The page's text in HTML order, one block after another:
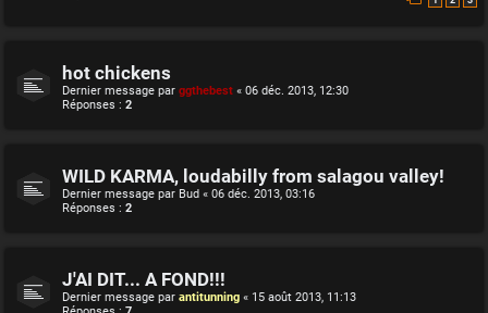
hot chickens
Dernier message par ggthebest « 06 déc. 2013, 12:30
Réponses : 2
WILD KARMA, loudabilly from salagou valley!
Dernier message par Bud « 06 déc. 2013, 03:16
Réponses : 2
J'AI DIT... A FOND!!!
Dernier message par antitunning « 15 août 2013, 11:13